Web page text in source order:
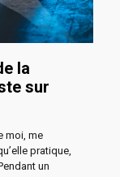
la
sur
moi, me
pratique,
un